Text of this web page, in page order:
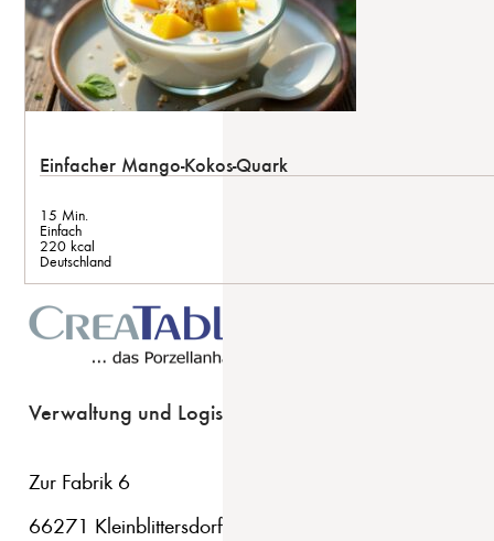
Einfacher Mango-Kokos-Quark
15 Min.
Einfach
220 kcal
Deutschland
Verwaltung und Logistik
Zur Fabrik 6
66271 Kleinblittersdorf